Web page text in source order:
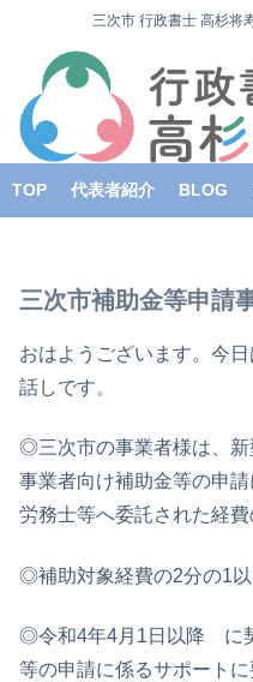
三次市 行政書士 高杉将
TOP 代表者紹介 BLOG
三次市補助金等申請
おはようございます。今
話しです。
◎三次市の事業者様は、新
事業者向け補助金等の申
労務士等へ委託された経費
◎補助対象経費の2分の1以
◎令和4年4月1日以降 に
等の申請に係るサポート